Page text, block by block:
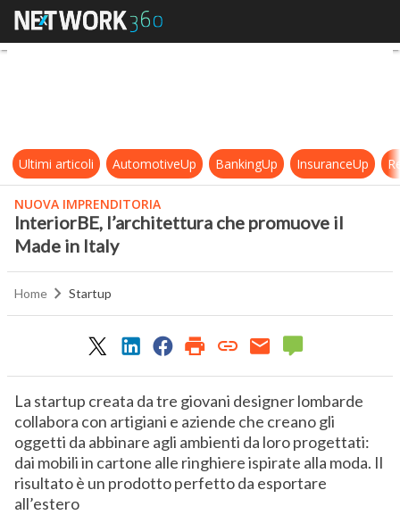
InteriorBE, l’architettura che
Ultimi articoli AutomotiveUp BankingUp InsuranceUp
NUOVA IMPRENDITORIA
InteriorBE, l’architettura che promuove il
Made in Italy
Home Startup
La startup creata da tre giovani designer lombarde
collabora con artigiani e aziende che creano gli
oggetti da abbinare agli ambienti da loro progettati:
dai mobili in cartone alle ringhiere ispirate alla moda. Il
risultato è un prodotto perfetto da esportare
all’estero